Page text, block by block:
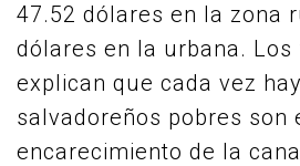
47.52 dólares en la zona
dólares en la urbana.
explican que cada vez
salvadoreños pobres son
encarecimiento de la